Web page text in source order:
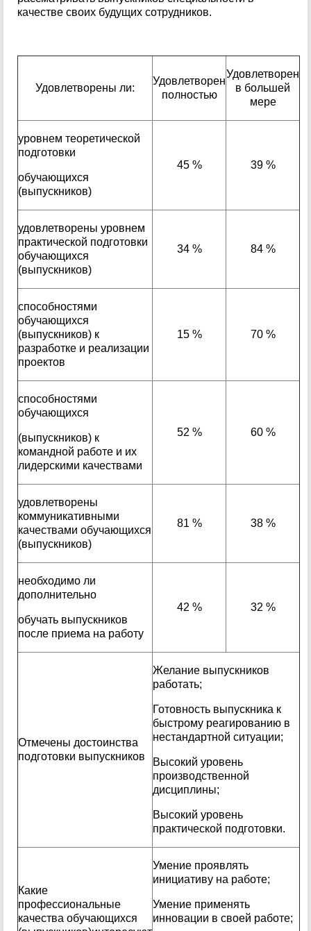
качестве своих будущих сотрудников.
Удовлетворены ли:
Удовлетворен
полностью
Удовлетворен
в большей
мере
уровнем теоретической
подготовки
обучающихся
(выпускников)
45 % 39 %
удовлетворены уровнем
практической подготовки
обучающихся
(выпускников)
34 % 84 %
способностями
обучающихся
(выпускников) к
разработке и реализации
проектов
15 % 70 %
способностями
обучающихся
(выпускников) к
командной работе и их
лидерскими качествами
52 % 60 %
удовлетворены
коммуникативными
качествами обучающихся
(выпускников)
81 % 38 %
необходимо ли
дополнительно
обучать выпускников
после приема на работу
42 % 32 %
Отмечены достоинства
подготовки выпускников
Желание выпускников
работать;
Готовность выпускника к
быстрому реагированию в
нестандартной ситуации;
Высокий уровень
производственной
дисциплины;
Высокий уровень
практической подготовки.
Какие
профессиональные
качества обучающихся
Умение проявлять
инициативу на работе;
Умение применять
инновации в своей работе;